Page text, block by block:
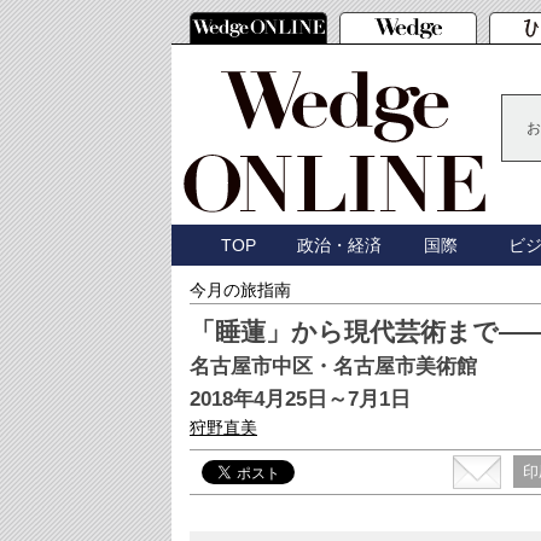
TOP 政治・経済 国際 ビ
今月の旅指南
「睡蓮」から現代芸術まで
名古屋市中区・名古屋市美術館
2018年4月25日～7月1日
狩野直美